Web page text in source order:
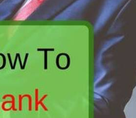
टिप्स यहां से पढ़ें,
बैंक भर्ती के लिए आवेदन करते हैं।
होना होता है, उसके बाद
उम्मीदवार सही तरह से तैयारी